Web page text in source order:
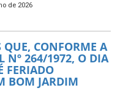
de 2026
CONFORME A
Nº 264/1972, O DIA
FERIADO
BOM JARDIM